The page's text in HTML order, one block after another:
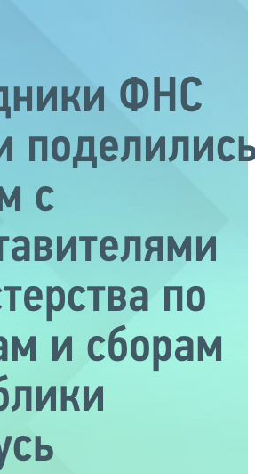
ФНС
с
по
и сборам